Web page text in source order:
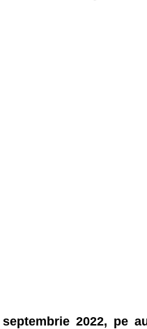
2022, pe